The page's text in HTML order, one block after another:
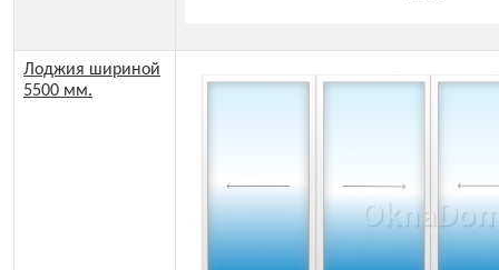
Лоджия шириной
5500 мм.